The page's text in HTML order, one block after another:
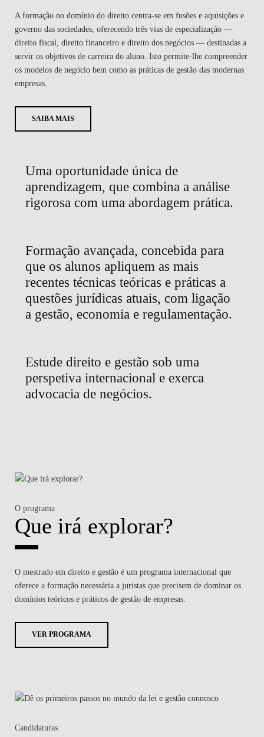
A formação no domínio do direito centra-se em fusões e aquisições e
governo das sociedades, oferecendo três vias de especialização —
direito fiscal, direito financeiro e direito dos negócios — destinadas a
servir os objetivos de carreira do aluno. Isto permite-lhe compreender
os modelos de negócio bem como as práticas de gestão das modernas
empresas.
SAIBA MAIS
Uma oportunidade única de
aprendizagem, que combina a análise
rigorosa com uma abordagem prática.
Formação avançada, concebida para
que os alunos apliquem as mais
recentes técnicas teóricas e práticas a
questões jurídicas atuais, com ligação
a gestão, economia e regulamentação.
Estude direito e gestão sob uma
perspetiva internacional e exerca
advocacia de negócios.
O programa
Que irá explorar?
O mestrado em direito e gestão é um programa internacional que
oferece a formação necessária a juristas que precisem de dominar os
domínios teóricos e práticos de gestão de empresas.
VER PROGRAMA
Candidaturas